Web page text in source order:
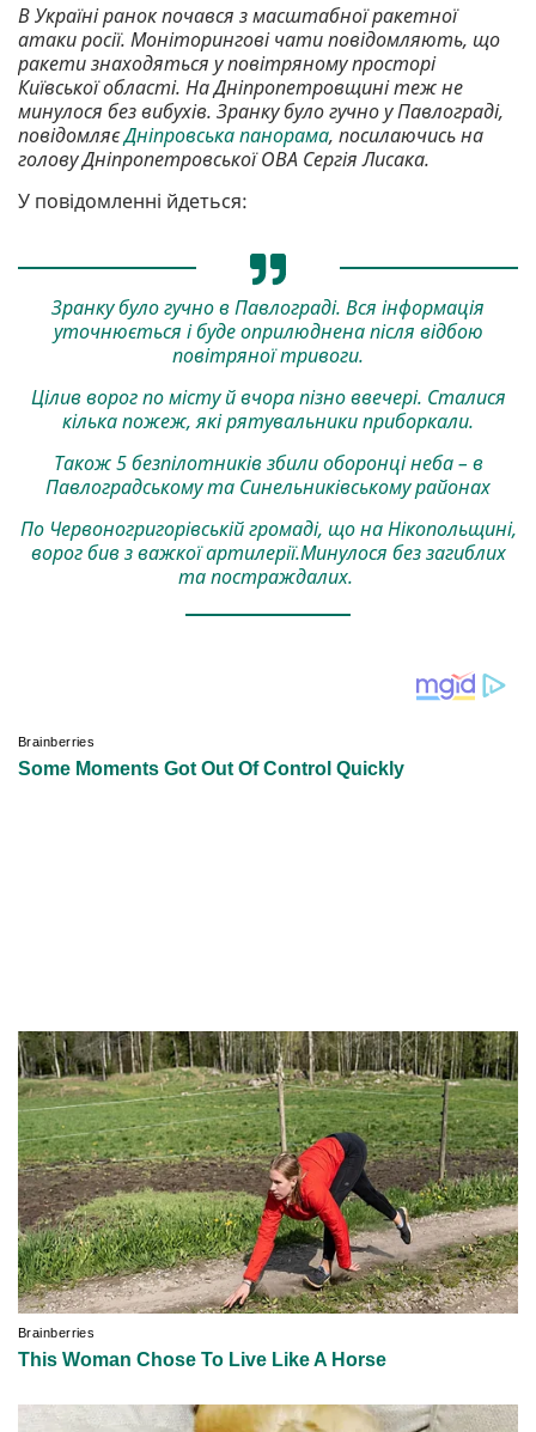
В Україні ранок почався з масштабної ракетної
атаки росії. Моніторингові чати повідомляють, що
ракети знаходяться у повітряному просторі
Київської області. На Дніпропетровщині теж не
минулося без вибухів. Зранку було гучно у Павлограді,
повідомляєДніпровська панорама, посилаючись на
голову Дніпропетровської ОВА Сергія Лисака.
У повідомленні йдеться:
Зранку було гучно в Павлограді. Вся інформація
уточнюється і буде оприлюднена після відбою
повітряної тривоги.
Цілив ворог по місту й вчора пізно ввечері. Сталися
кілька пожеж, які рятувальники приборкали.
Також 5 безпілотників збили оборонці неба – в
Павлоградському та Синельниківському районах
По Червоногригорівській громаді, що на Нікопольщині,
ворог бив з важкої артилерії.Минулося без загиблих
та постраждалих.